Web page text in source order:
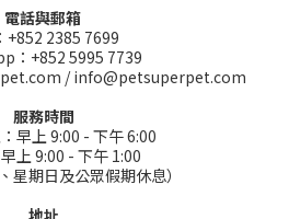
電話與郵箱
+852 2385 7699
：+852 5995 7739
/ info@petsuperpet.com
服務時間
早上 9:00 - 下午 6:00
上 9:00 - 下午 1:00
星期日及公眾假期休息）
地址